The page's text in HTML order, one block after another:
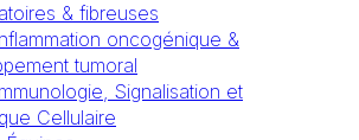
& fibreuses
oncogénique &
tumoral
Signalisation et
Cellulaire